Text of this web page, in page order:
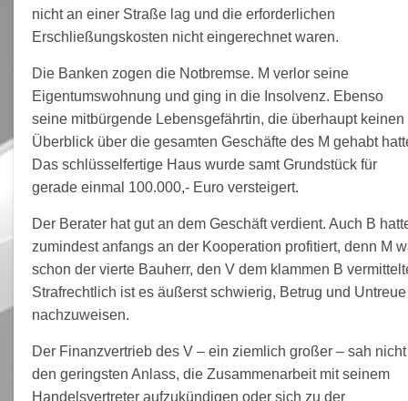
nicht an einer Straße lag und die erforderlichen
Erschließungskosten nicht eingerechnet waren.
Die Banken zogen die Notbremse. M verlor seine
Eigentumswohnung und ging in die Insolvenz. Ebenso
seine mitbürgende Lebensgefährtin, die überhaupt keinen
Überblick über die gesamten Geschäfte des M gehabt
Das schlüsselfertige Haus wurde samt Grundstück für
gerade einmal 100.000,- Euro versteigert.
Der Berater hat gut an dem Geschäft verdient. Auch B
zumindest anfangs an der Kooperation profitiert, denn M
schon der vierte Bauherr, den V dem klammen B
Strafrechtlich ist es äußerst schwierig, Betrug und Untreue
nachzuweisen.
Der Finanzvertrieb des V – ein ziemlich großer – sah nicht
den geringsten Anlass, die Zusammenarbeit mit seinem
Handelsvertreter aufzukündigen oder sich zu der